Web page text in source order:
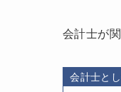
会計士が
会計士と